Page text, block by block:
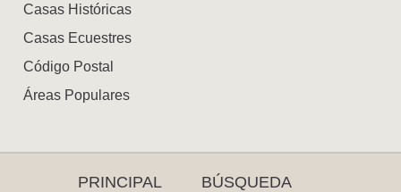
Casas Históricas
Casas Ecuestres
Código Postal
Áreas Populares
PRINCIPAL
BÚSQUEDA